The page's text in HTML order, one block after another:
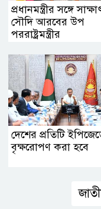
প্রধানমন্ত্রীর সঙ্গে
সৌদি আরবের উপ
পররাষ্ট্রমন্ত্রীর
দেশের প্রতিটি
বৃক্ষরোপণ করা হবে